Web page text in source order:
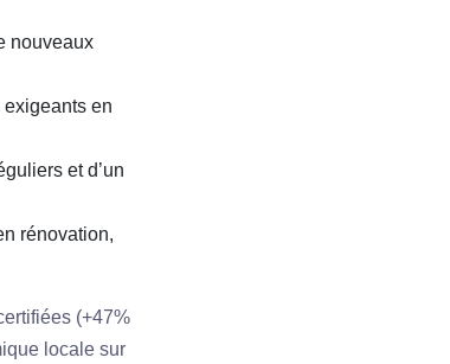
nouveaux
en
et d’un
rénovation,
(+47%
locale sur